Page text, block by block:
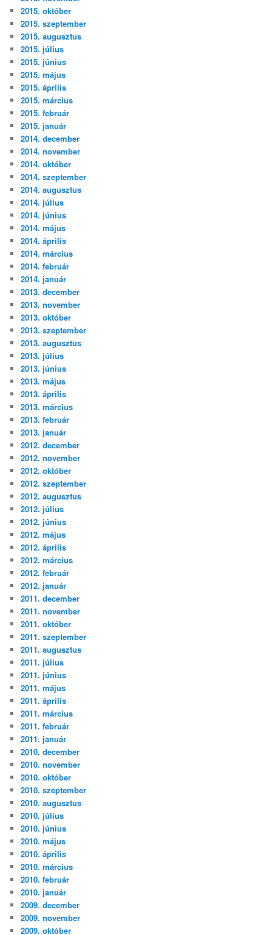
2015. október
2015. szeptember
2015. augusztus
2015. július
2015. június
2015. május
2015. április
2015. március
2015. február
2015. január
2014. december
2014. november
2014. október
2014. szeptember
2014. augusztus
2014. július
2014. június
2014. május
2014. április
2014. március
2014. február
2014. január
2013. december
2013. november
2013. október
2013. szeptember
2013. augusztus
2013. július
2013. június
2013. május
2013. április
2013. március
2013. február
2013. január
2012. december
2012. november
2012. október
2012. szeptember
2012. augusztus
2012. július
2012. június
2012. május
2012. április
2012. március
2012. február
2012. január
2011. december
2011. november
2011. október
2011. szeptember
2011. augusztus
2011. július
2011. június
2011. május
2011. április
2011. március
2011. február
2011. január
2010. december
2010. november
2010. október
2010. szeptember
2010. augusztus
2010. július
2010. június
2010. május
2010. április
2010. március
2010. február
2010. január
2009. december
2009. november
2009. október